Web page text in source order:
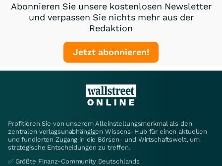
Abonnieren Sie unsere kostenlosen Newsletter
und verpassen Sie nichts mehr aus der
Redaktion
Jetzt abonnieren!
Profitieren Sie von unserem Alleinstellungsmerkmal als den
zentralen verlagsunabhängigen Wissens-Hub für einen aktuellen
und fundierten Zugang in die Börsen- und Wirtschaftswelt, um
strategische Entscheidungen zu treffen.
✅ Größte Finanz-Community Deutschlands